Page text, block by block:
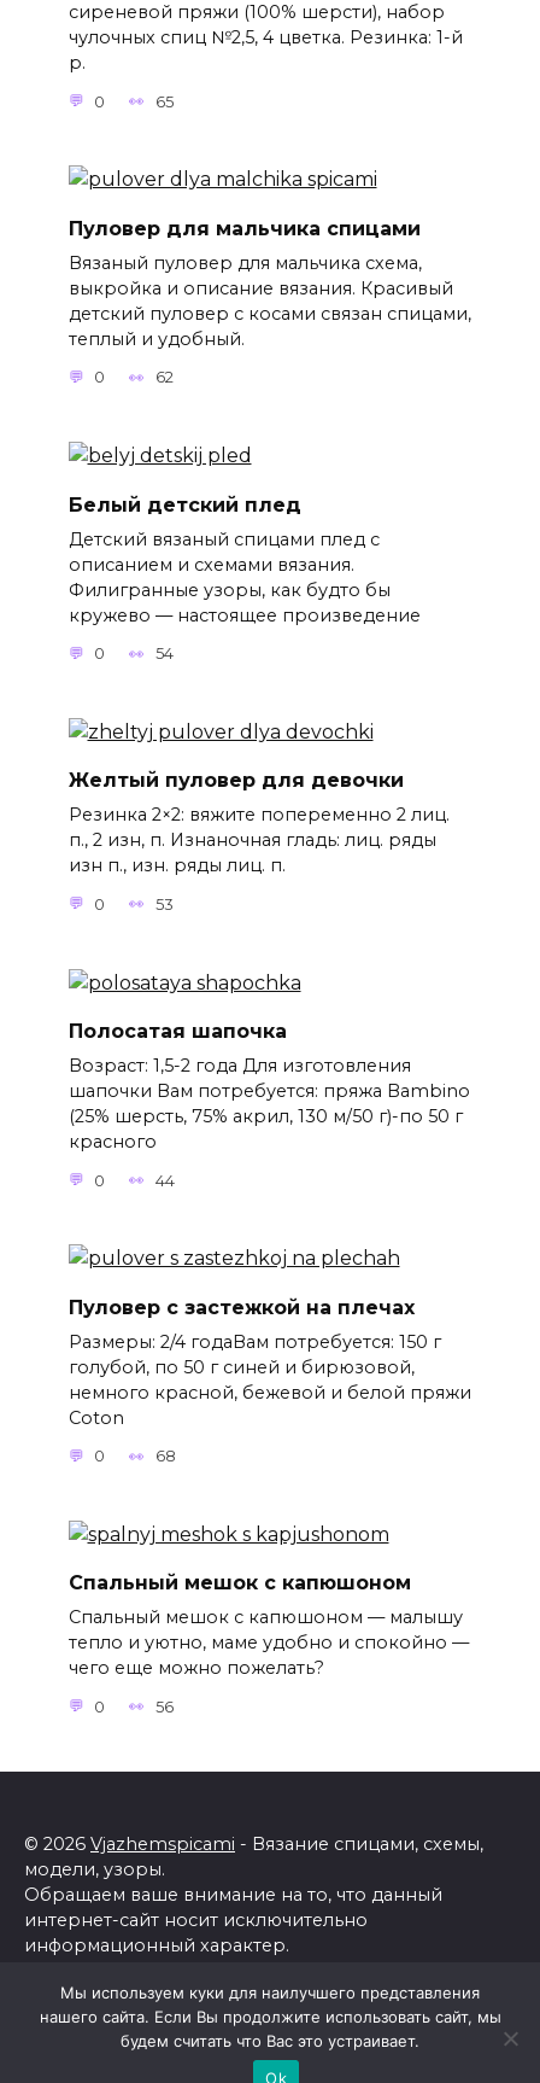
сиреневой пряжи (100% шерсти), набор
чулочных спиц №2,5, 4 цветка. Резинка: 1-й
р.
0 65
Пуловер для мальчика спицами
Вязаный пуловер для мальчика схема,
выкройка и описание вязания. Красивый
детский пуловер с косами связан спицами,
теплый и удобный.
0 62
Белый детский плед
Детский вязаный спицами плед с
описанием и схемами вязания.
Филигранные узоры, как будто бы
кружево — настоящее произведение
0 54
Желтый пуловер для девочки
Резинка 2×2: вяжите попеременно 2 лиц.
п., 2 изн, п. Изнаночная гладь: лиц. ряды
изн п., изн. ряды лиц. п.
0 53
Полосатая шапочка
Возраст: 1,5-2 года Для изготовления
шапочки Вам потребуется: пряжа Bambino
(25% шерсть, 75% акрил, 130 м/50 г)-по 50 г
красного
0 44
Пуловер с застежкой на плечах
Размеры: 2/4 годаВам потребуется: 150 г
голубой, по 50 г синей и бирюзовой,
немного красной, бежевой и белой пряжи
Coton
0 68
Спальный мешок с капюшоном
Спальный мешок с капюшоном — малышу
тепло и уютно, маме удобно и спокойно —
чего еще можно пожелать?
0 56
© 2026 Vjazhemspicami - Вязание спицами, схемы,
модели, узоры.
Обращаем ваше внимание на то, что данный
интернет-сайт носит исключительно
информационный характер.
Все права защищены.
Политика конфиденциальности
Мы используем куки для наилучшего представления
нашего сайта. Если Вы продолжите использовать сайт, мы
будем считать что Вас это устраивает.
Ok